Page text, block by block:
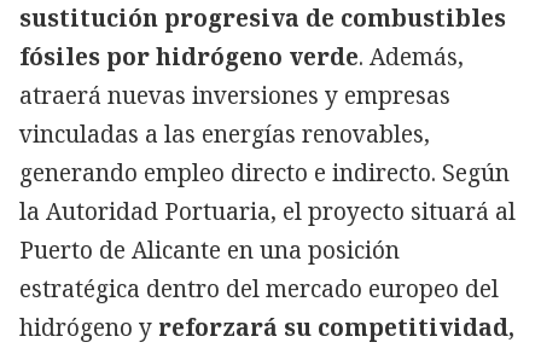
sustitución progresiva de combustibles
fósiles por hidrógeno verde. Además,
atraerá nuevas inversiones y empresas
vinculadas a las energías renovables,
generando empleo directo e indirecto. Según
la Autoridad Portuaria, el proyecto situará al
Puerto de Alicante en una posición
estratégica dentro del mercado europeo del
hidrógeno y reforzará su competitividad,